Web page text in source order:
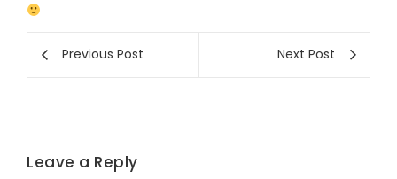
Previous Post Next Post
Leave a Reply